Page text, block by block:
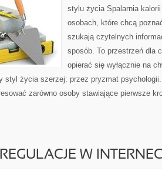
stylu życia Spalarnia
osobach, które chcą
szukają czytelnych
sposób. To przestrzeń dla
opierać się wyłącznie na
styl życia szerzej: przez pryzmat
zarówno osoby stawiające pierwsze
W